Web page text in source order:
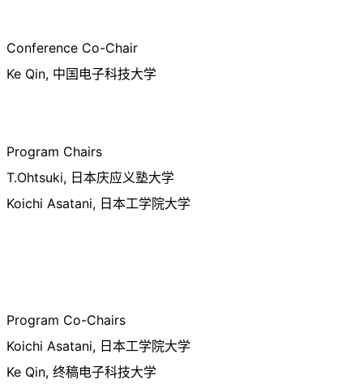
Conference Co-Chair
Ke Qin, 中国电子科技大学
Program Chairs
T.Ohtsuki, 日本庆应义塾大学
Koichi Asatani, 日本工学院大学
Program Co-Chairs
Koichi Asatani, 日本工学院大学
Ke Qin, 终稿电子科技大学